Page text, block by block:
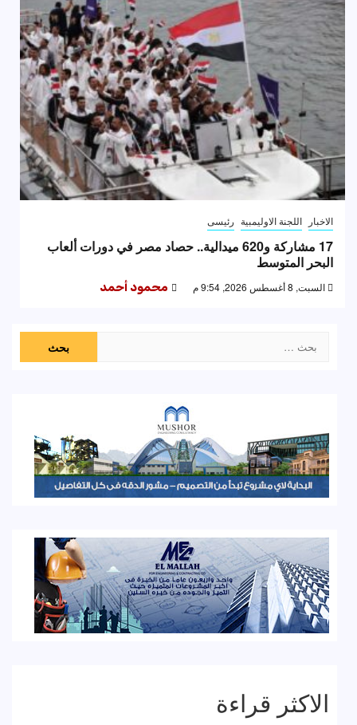
الاخبار اللجنة الاوليمبية رئيسى
17 مشاركة و620 ميدالية.. حصاد مصر في دورات ألعاب
البحر المتوسط
السبت, 8 أغسطس 2026, 9:54 م محمود أحمد
عن:
الاكثر قراءة